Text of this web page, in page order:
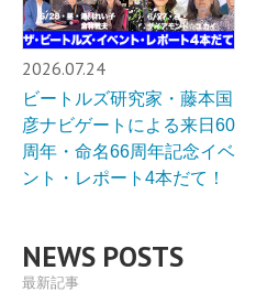
2026.07.24
ビートルズ研究家・藤本国
彦ナビゲートによる来日60
周年・命名66周年記念イベ
ント・レポート4本だて！
NEWS POSTS
最新記事